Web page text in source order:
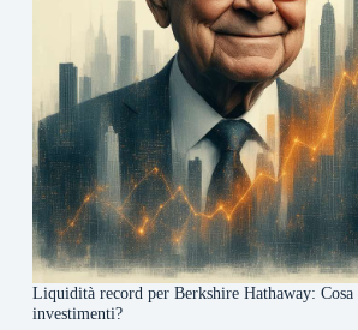
Liquidità record per Berkshire Hathaway:
investimenti?